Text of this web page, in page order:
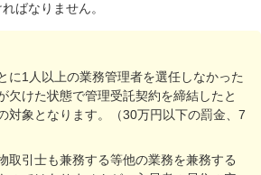
ばなりません。
に1人以上の業務管理者を選任しなかった
欠けた状態で管理受託契約を締結したと
対象となります。（30万円以下の罰金、7
取引士も兼務する等他の業務を兼務する